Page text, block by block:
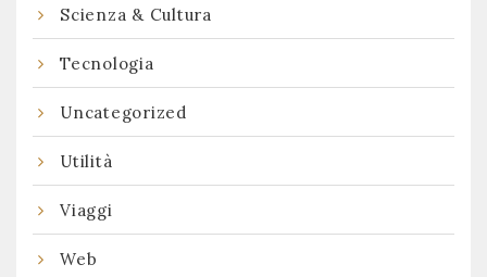
Scienza & Cultura
Tecnologia
Uncategorized
Utilità
Viaggi
Web